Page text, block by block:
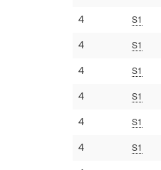
4 S1
4 S1
4 S1
4 S1
4 S1
4 S1